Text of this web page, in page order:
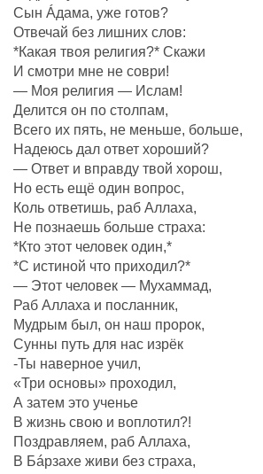
Сын Áдама, уже готов?
Отвечай без лишних слов:
*Какая твоя религия?* Скажи
И смотри мне не соври!
— Моя религия — Ислам!
Делится он по столпам,
Всего их пять, не меньше, больше,
Надеюсь дал ответ хороший?
— Ответ и вправду твой хорош,
Но есть ещё один вопрос,
Коль ответишь, раб Аллаха,
Не познаешь больше страха:
*Кто этот человек один,*
*С истиной что приходил?*
— Этот человек — Мухаммад,
Раб Аллаха и посланник,
Мудрым был, он наш пророк,
Сунны путь для нас изрёк
-Ты наверное учил,
«Три основы» проходил,
А затем это ученье
В жизнь свою и воплотил?!
Поздравляем, раб Аллаха,
В Бáрзахе живи без страха,